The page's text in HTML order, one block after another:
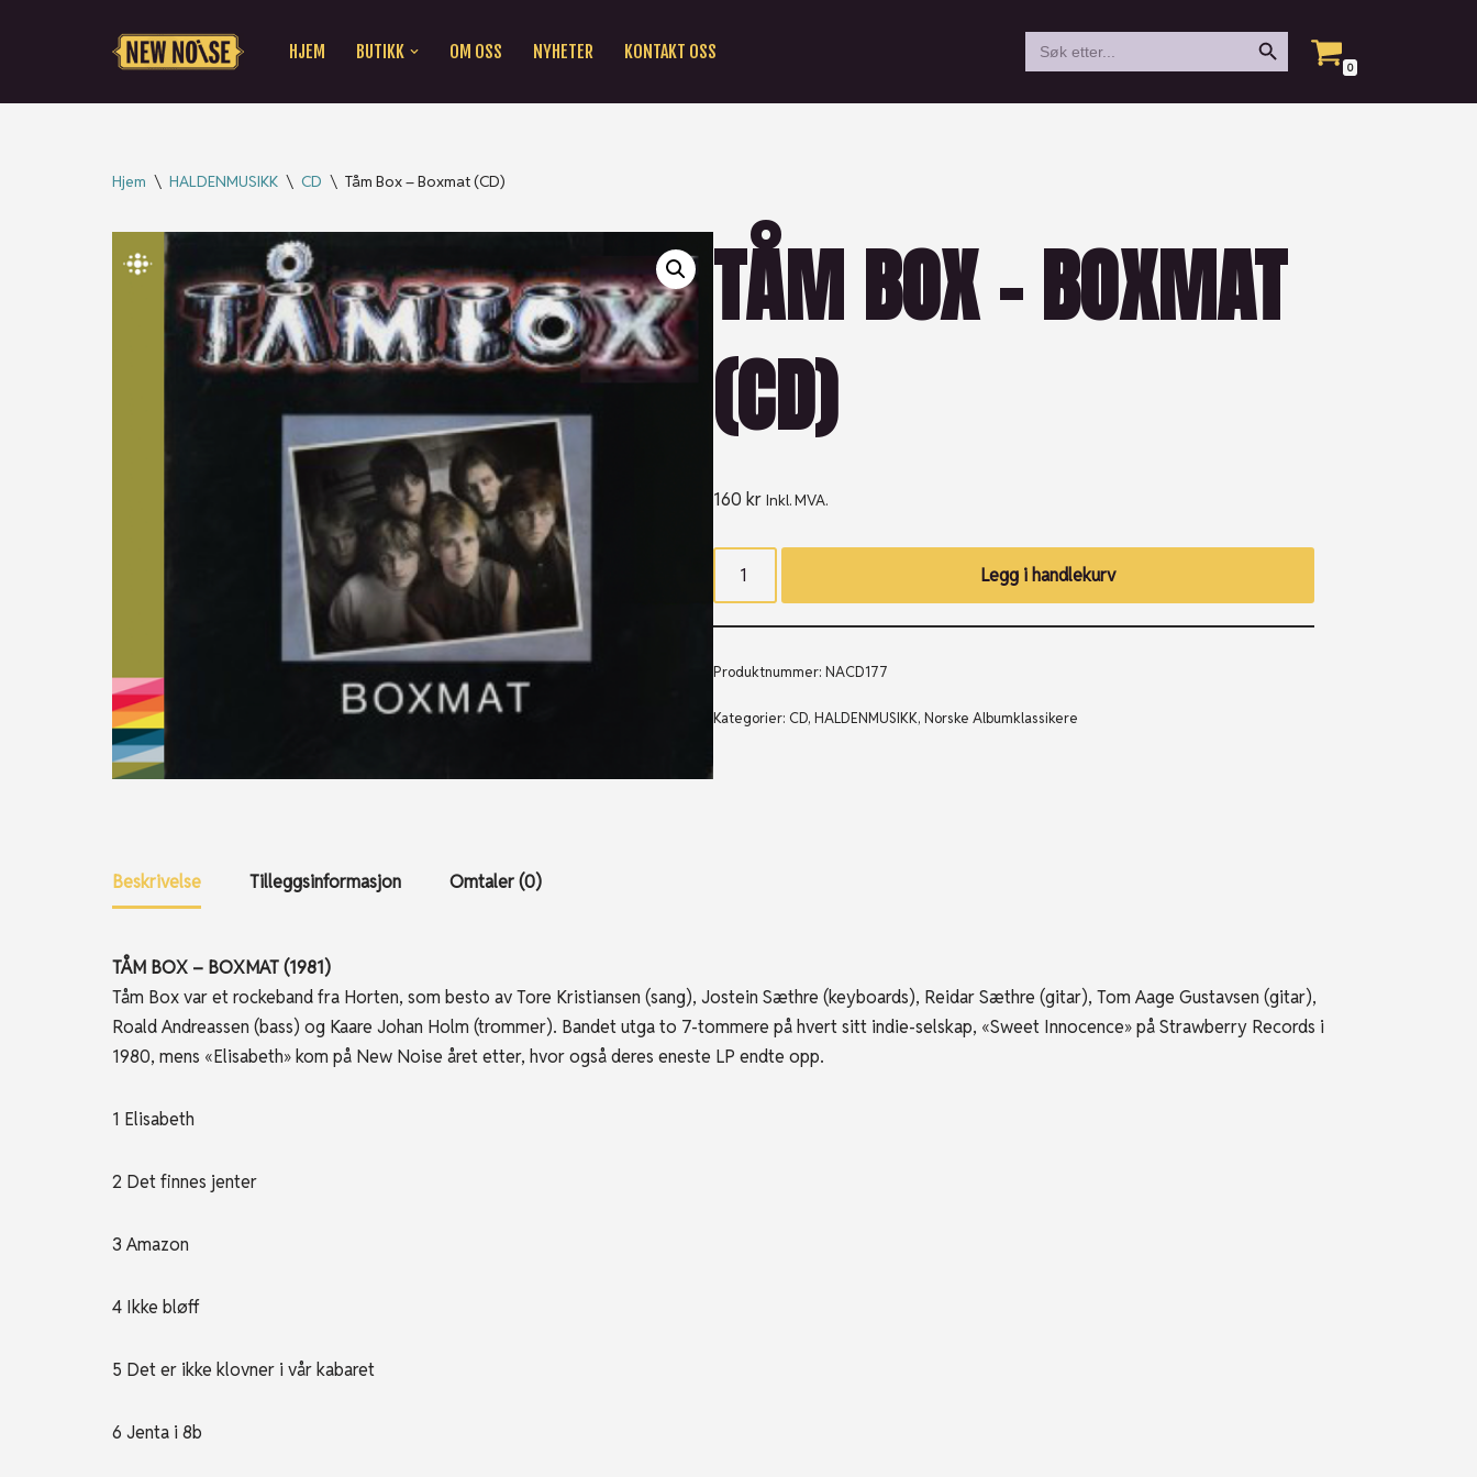
HJEM BUTIKK OM OSS NYHETER KONTAKT OSS
Search
for:
Search Button
0
Hjem \ HALDENMUSIKK \ CD \ Tåm Box – Boxmat (CD)
TÅM BOX – BOXMAT
(CD)
160 kr Inkl. MVA.
Legg i handlekurv
Produktnummer:NACD177
Kategorier: CD,HALDENMUSIKK,Norske Albumklassikere
Beskrivelse Tilleggsinformasjon Omtaler (0)
TÅM BOX – BOXMAT (1981)
Tåm Box var et rockeband fra Horten, som besto av Tore Kristiansen (sang), Jostein Sæthre (keyboards), Reidar Sæthre (gitar), Tom Aage Gustavsen (gitar),
Roald Andreassen (bass) og Kaare Johan Holm (trommer). Bandet utga to 7-tommere på hvert sitt indie-selskap, «Sweet Innocence» på Strawberry Records i
1980, mens «Elisabeth» kom på New Noise året etter, hvor også deres eneste LP endte opp.
1 Elisabeth
2 Det finnes jenter
3 Amazon
4 Ikke bløff
5 Det er ikke klovner i vår kabaret
6 Jenta i 8b